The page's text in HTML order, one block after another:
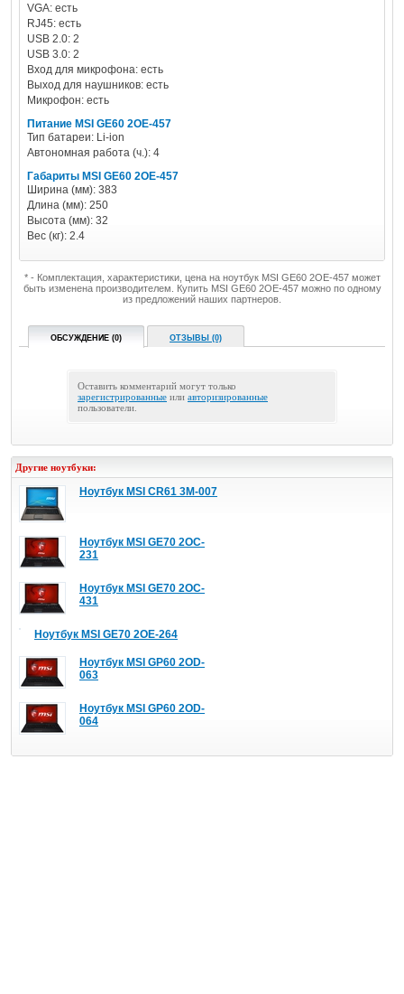
VGA: есть
RJ45: есть
USB 2.0: 2
USB 3.0: 2
Вход для микрофона: есть
Выход для наушников: есть
Микрофон: есть
Питание MSI GE60 2OE-457
Тип батареи: Li-ion
Автономная работа (ч.): 4
Габариты MSI GE60 2OE-457
Ширина (мм): 383
Длина (мм): 250
Высота (мм): 32
Вес (кг): 2.4
* - Комплектация, характеристики, цена на ноутбук MSI GE60 2OE-457 может
быть изменена производителем. Купить MSI GE60 2OE-457 можно по одному
из предложений наших партнеров.
ОБСУЖДЕНИЕ (0) ОТЗЫВЫ (0)
Оставить комментарий могут только
зарегистрированные или авторизированные
пользователи.
Другие ноутбуки:
Ноутбук MSI CR61 3M-007
Ноутбук MSI GE70 2OC-
231
Ноутбук MSI GE70 2OC-
431
Ноутбук MSI GE70 2OE-264
Ноутбук MSI GP60 2OD-
063
Ноутбук MSI GP60 2OD-
064